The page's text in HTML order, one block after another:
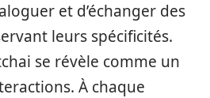
et d’échanger des
leurs spécificités.
se révèle comme un
À chaque